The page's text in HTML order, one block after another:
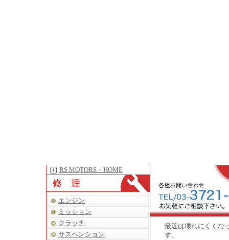
RS MOTORS・HOME
エンジン
ミッション
クラッチ
サスペンション
最近は壊れにくくな
す。